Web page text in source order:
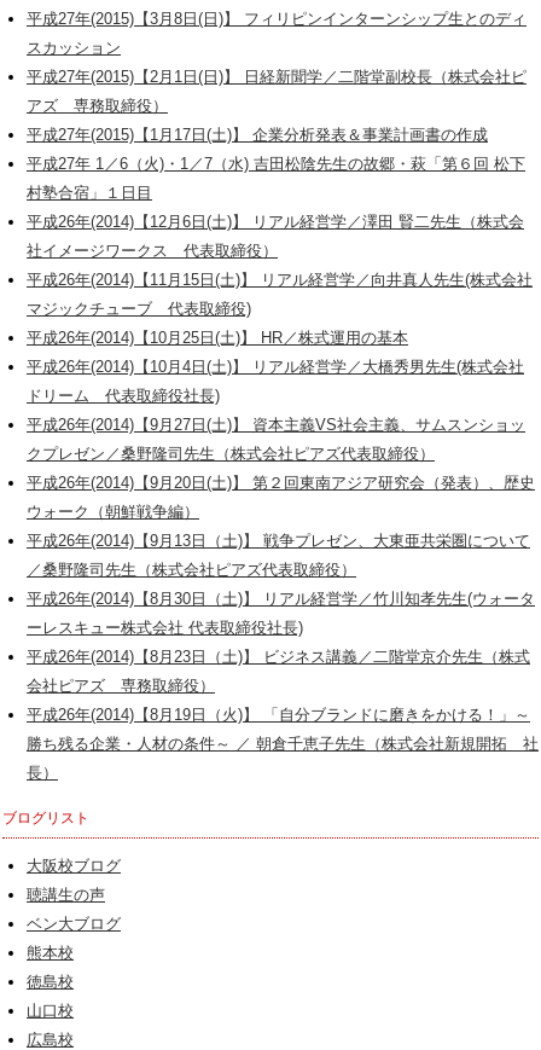
平成27年(2015)【3月8日(日)】 フィリピンインターンシップ生とのディ
スカッション
平成27年(2015)【2月1日(日)】 日経新聞学／二階堂副校長（株式会社ピ
アズ 専務取締役）
平成27年(2015)【1月17日(土)】 企業分析発表＆事業計画書の作成
平成27年 1／6（火)・1／7（水) 吉田松陰先生の故郷・萩「第６回 松下
村塾合宿」１日目
平成26年(2014)【12月6日(土)】 リアル経営学／澤田 賢二先生（株式会
社イメージワークス 代表取締役）
平成26年(2014)【11月15日(土)】 リアル経営学／向井真人先生(株式会社
マジックチューブ 代表取締役)
平成26年(2014)【10月25日(土)】 HR／株式運用の基本
平成26年(2014)【10月4日(土)】 リアル経営学／大橋秀男先生(株式会社
ドリーム 代表取締役社長)
平成26年(2014)【9月27日(土)】 資本主義VS社会主義、サムスンショッ
クプレゼン／桑野隆司先生（株式会社ピアズ代表取締役）
平成26年(2014)【9月20日(土)】 第２回東南アジア研究会（発表）、歴史
ウォーク（朝鮮戦争編）
平成26年(2014)【9月13日（土)】 戦争プレゼン、大東亜共栄圏について
／桑野隆司先生（株式会社ピアズ代表取締役）
平成26年(2014)【8月30日（土)】 リアル経営学／竹川知孝先生(ウォータ
ーレスキュー株式会社 代表取締役社長)
平成26年(2014)【8月23日（土)】 ビジネス講義／二階堂京介先生（株式
会社ピアズ 専務取締役）
平成26年(2014)【8月19日（火)】 「自分ブランドに磨きをかける！」～
勝ち残る企業・人材の条件～ ／ 朝倉千恵子先生（株式会社新規開拓 社
長）
ブログリスト
大阪校ブログ
聴講生の声
ベン大ブログ
熊本校
徳島校
山口校
広島校